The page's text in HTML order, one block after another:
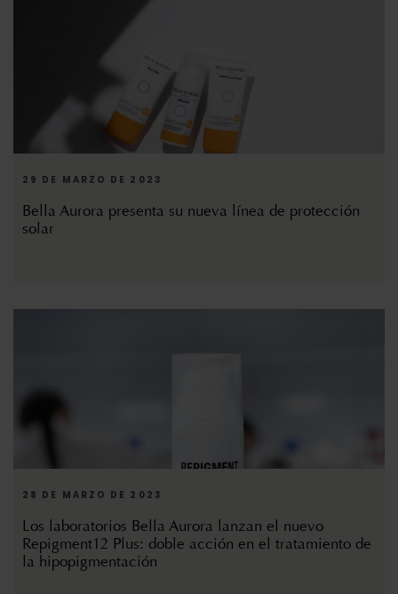
29 DE MARZO DE 2023
Bella Aurora presenta su nueva línea de protección
solar
28 DE MARZO DE 2023
Los laboratorios Bella Aurora lanzan el nuevo
Repigment12 Plus: doble acción en el tratamiento de
la hipopigmentación